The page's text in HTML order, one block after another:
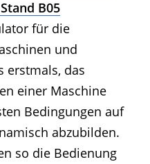
B05
für die
und
erstmals, das
einer Maschine
Bedingungen auf
abzubilden.
so die Bedienung